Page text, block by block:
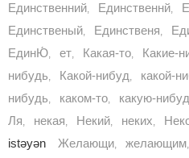
Единственний, Единственнй,
Единственый, Единственя,
ЕдинЮ́, ет, Какая-то, Какие-
нибудь, Какой-нибуд, какой-
нибудь, каком-то, какую-
Ля, некая, Некий, неких,
istəyən
Желающи, желающим